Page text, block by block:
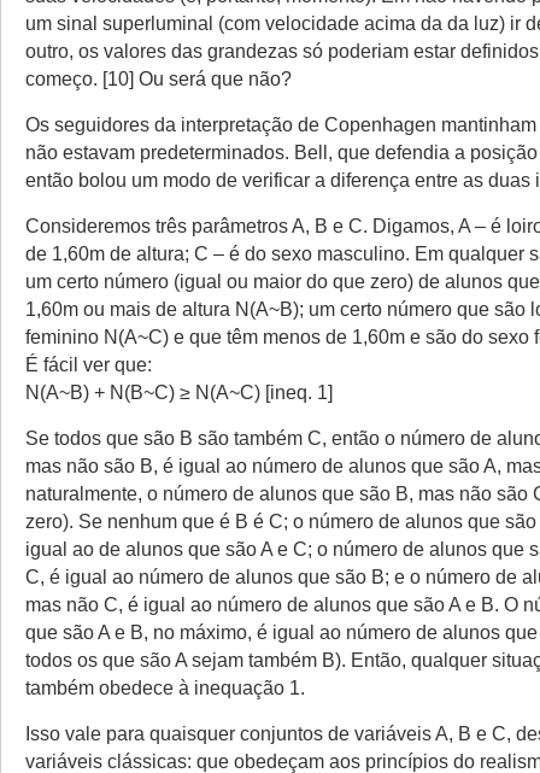
um sinal superluminal (com velocidade acima da da luz) ir
outro, os valores das grandezas só poderiam estar
começo. [10] Ou será que não?
Os seguidores da interpretação de Copenhagen
não estavam predeterminados. Bell, que defendia a
então bolou um modo de verificar a diferença entre as duas
Consideremos três parâmetros A, B e C. Digamos, A – é
de 1,60m de altura; C – é do sexo masculino. Em qualquer
um certo número (igual ou maior do que zero) de alunos
1,60m ou mais de altura N(A~B); um certo número que são
feminino N(A~C) e que têm menos de 1,60m e são do sexo
É fácil ver que:
N(A~B) + N(B~C) ≥ N(A~C) [ineq. 1]
Se todos que são B são também C, então o número de
mas não são B, é igual ao número de alunos que são A,
naturalmente, o número de alunos que são B, mas não são
zero). Se nenhum que é B é C; o número de alunos que
igual ao de alunos que são A e C; o número de alunos que
C, é igual ao número de alunos que são B; e o número de
mas não C, é igual ao número de alunos que são A e B. O
que são A e B, no máximo, é igual ao número de alunos
todos os que são A sejam também B). Então, qualquer
também obedece à inequação 1.
Isso vale para quaisquer conjuntos de variáveis A, B e C,
variáveis clássicas: que obedeçam aos princípios do